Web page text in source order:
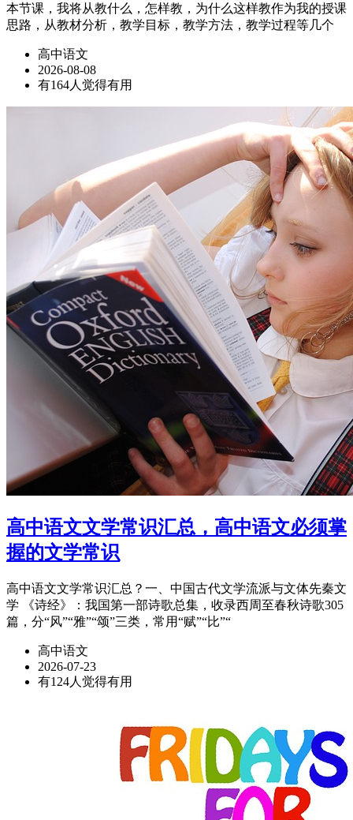
本节课，我将从教什么，怎样教，为什么这样教作为我的授课
思路，从教材分析，教学目标，教学方法，教学过程等几个
高中语文
2026-08-08
有164人觉得有用
高中语文文学常识汇总，高中语文必须掌
握的文学常识
高中语文文学常识汇总？一、中国古代文学流派与文体先秦文
学 《诗经》：我国第一部诗歌总集，收录西周至春秋诗歌305
篇，分“风”“雅”“颂”三类，常用“赋”“比”“
高中语文
2026-07-23
有124人觉得有用